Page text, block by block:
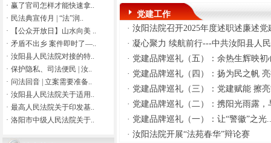
护当事人合法权益，防患廉政风
险，现将河南省汝阳县人民法院
拟向案外人发放的金额公示如
下： 特别提示：公示期满3个自然
日后，如无当事人提出异议，则
该案款将向案外人发放，监督电
话：0379-63157915。 河南省汝阳
县人民法院执行局 2026年7月17日
为进一步规范执行案款收发、管
护当事人合法权益，防患廉政风
险，现将河南省汝阳县人民法院
· 赢了官司怎样才能快速拿..
· 民法典宣传月 | “法”润..
·
【公众开放日】山水向美 ..
· 矛盾不出乡 案件即时了—..
· 汝阳县人民法院对接的特..
· 保护隐私、司法便民 | 汝..
· 问法回音 | 立案需要准备..
· 汝阳县人民法院关于适用..
· 最高人民法院关于印发基..
· 洛阳市中级人民法院关于..
党建工作
· 汝阳法院召开2025年度述职述廉述党
· 凝心聚力 续航前行---中共汝阳县人
· 党建品牌巡礼（五）：余热生辉映初
· 党建品牌巡礼（四）：扬为民之帆
· 党建品牌巡礼（三）：党建赋能 擦
· 党建品牌巡礼（二）：携阳光雨露，
· 党建品牌巡礼（一）：让“警徽”之光..
· 汝阳法院开展“法苑春华”辩论赛